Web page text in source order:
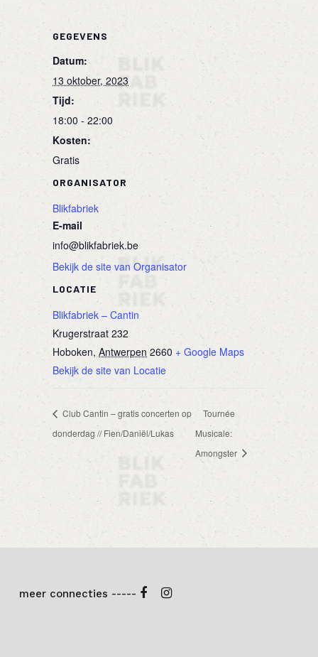
GEGEVENS
Datum:
13 oktober, 2023
Tijd:
18:00 - 22:00
Kosten:
Gratis
LOCATIE
Blikfabriek – Cantin
Krugerstraat 232
Hoboken, Antwerpen 2660 + Google Maps
Bekijk de site van Locatie
ORGANISATOR
Blikfabriek
E-mail
info@blikfabriek.be
Bekijk de site van Organisator
Club Cantin – gratis concerten op
donderdag // Fien/Daniël/Lukas
Tournée
Musicale:
Amongster
meer connecties -----